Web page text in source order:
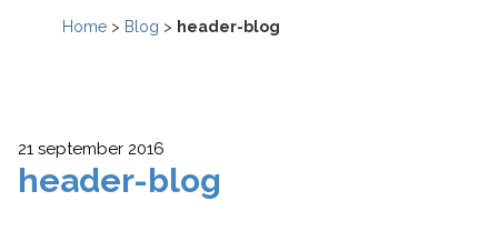
Home > Blog > header-blog
21 september 2016
header-blog